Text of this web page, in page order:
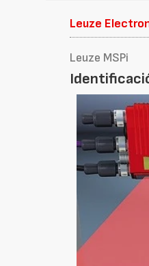
Leuze
Leuze MSPi